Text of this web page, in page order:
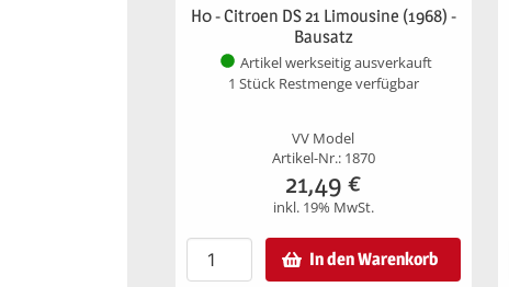
H0 - Citroen DS 21 Limousine (1968) -
Bausatz
Artikel werkseitig ausverkauft
1 Stück Restmenge verfügbar
VV Model
Artikel-Nr.: 1870
21,49 €
inkl. 19% MwSt.
In den Warenkorb